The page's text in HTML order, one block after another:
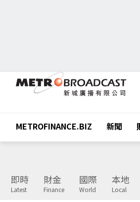
METROFINANCE.BIZ 新聞
即時
Latest
財金
Finance
國際
World
本地
Local